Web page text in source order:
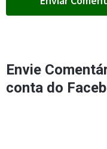
Envie
conta do